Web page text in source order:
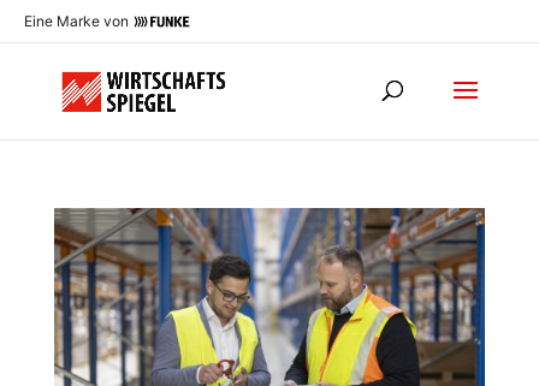
Eine Marke von